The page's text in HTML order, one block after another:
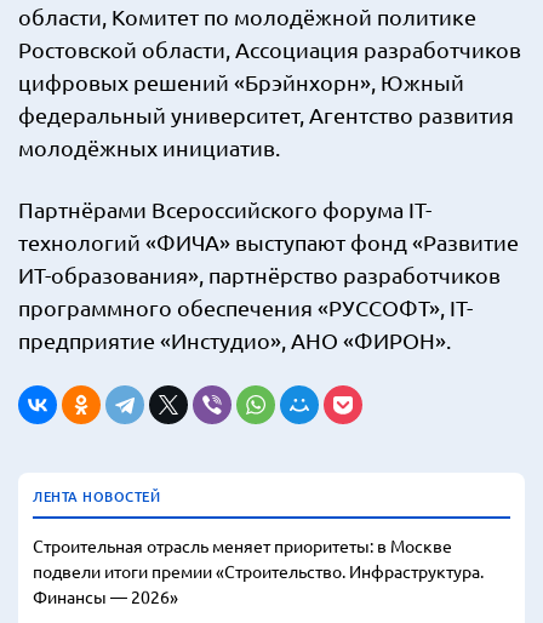
области, Комитет по молодёжной политике
Ростовской области, Ассоциация разработчиков
цифровых решений «Брэйнхорн», Южный
федеральный университет, Агентство развития
молодёжных инициатив.
Партнёрами Всероссийского форума IT-
технологий «ФИЧА» выступают фонд «Развитие
ИТ-образования», партнёрство разработчиков
программного обеспечения «РУССОФТ», IT-
предприятие «Инстудио», АНО «ФИРОН».
ЛЕНТА НОВОСТЕЙ
Строительная отрасль меняет приоритеты: в Москве
подвели итоги премии «Строительство. Инфраструктура.
Финансы — 2026»